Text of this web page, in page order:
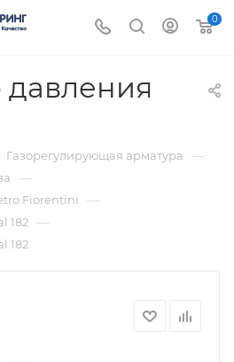
0
давления
Газорегулирующая арматура —
—
Fiorentini —
182 —
182